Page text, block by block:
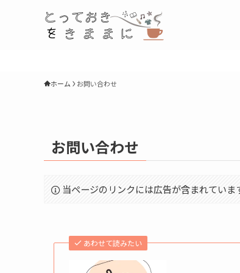
ホーム お問い合わせ
お問い合わせ
当ページのリンクには広告が含まれていま
あわせて読みたい